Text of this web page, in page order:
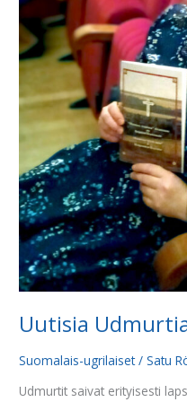
Uutisia
Suomalais-ugrilaiset/Satu
Udmurtit saivat erityisesti